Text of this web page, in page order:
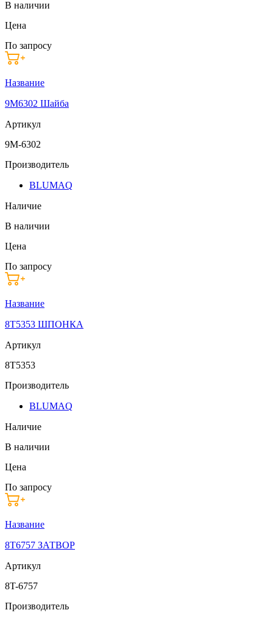
В наличии
Цена
По запросу
Название
9M6302 Шайба
Артикул
9M-6302
Производитель
BLUMAQ
Наличие
В наличии
Цена
По запросу
Название
8T5353 ШПОНКА
Артикул
8T5353
Производитель
BLUMAQ
Наличие
В наличии
Цена
По запросу
Название
8T6757 ЗАТВОР
Артикул
8T-6757
Производитель